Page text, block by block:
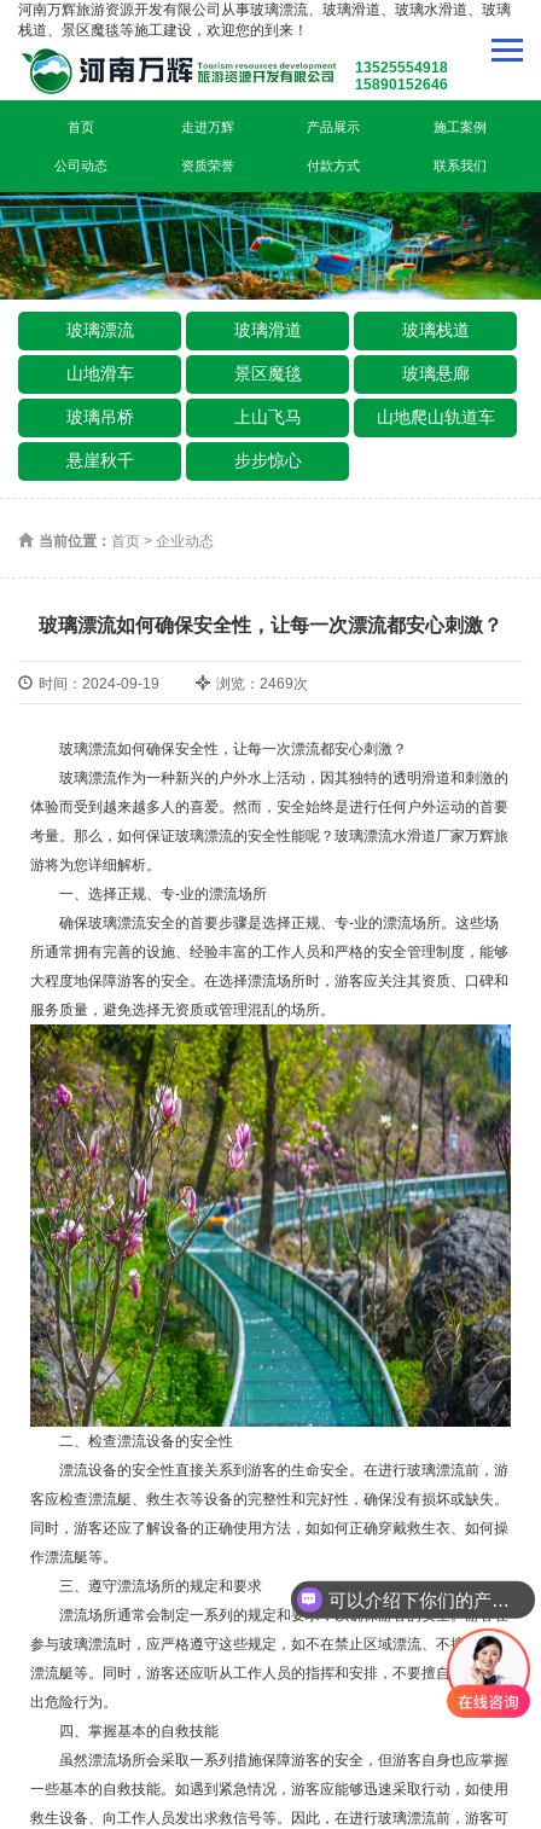
河南万辉旅游资源开发有限公司从事玻璃漂流、玻璃滑道、玻璃水滑道、玻璃
栈道、景区魔毯等施工建设，欢迎您的到来！
13525554918
15890152646
首页 走进万辉 产品展示 施工案例
公司动态 资质荣誉 付款方式 联系我们
玻璃漂流 玻璃滑道 玻璃栈道
山地滑车 景区魔毯 玻璃悬廊
玻璃吊桥 上山飞马 山地爬山轨道车
悬崖秋千 步步惊心
当前位置： 首页 > 企业动态
玻璃漂流如何确保安全性，让每一次漂流都安心刺激？
时间：2024-09-19 浏览：2469次
玻璃漂流如何确保安全性，让每一次漂流都安心刺激？
玻璃漂流作为一种新兴的户外水上活动，因其独特的透明滑道和刺激的
体验而受到越来越多人的喜爱。然而，安全始终是进行任何户外运动的首要
考量。那么，如何保证玻璃漂流的安全性能呢？ 玻璃漂流水滑道厂家万辉旅
游将为您详细解析。
一、选择正规、专-业的漂流场所
确保玻璃漂流安全的首要步骤是选择正规、专-业的漂流场所。这些场
所通常拥有完善的设施、经验丰富的工作人员和严格的安全管理制度，能够
大程度地保障游客的安全。在选择漂流场所时，游客应关注其资质、口碑和
服务质量，避免选择无资质或管理混乱的场所。
二、检查漂流设备的安全性
漂流设备的安全性直接关系到游客的生命安全。在进行玻璃漂流前，游
客应检查漂流艇、救生衣等设备的完整性和完好性，确保没有损坏或缺失。
同时，游客还应了解设备的正确使用方法，如如何正确穿戴救生衣、如何操
作漂流艇等。
三、遵守漂流场所的规定和要求
漂流场所通常会制定一系列的规定和要求，以确保游客的安全。游客在
参与玻璃漂流时，应严格遵守这些规定，如不在禁止区域漂流、不擅自离开
漂流艇等。同时，游客还应听从工作人员的指挥和安排，不要擅自行动或做
出危险行为。
四、掌握基本的自救技能
虽然漂流场所会采取一系列措施保障游客的安全，但游客自身也应掌握
一些基本的自救技能。如遇到紧急情况，游客应能够迅速采取行动，如使用
救生设备、向工作人员发出求救信号等。因此，在进行玻璃漂流前，游客可
可以介绍下你们的产品么